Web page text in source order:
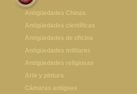
Antigüedades Chinas
Antigüedades Chinas
Antigüedades científicas
Antigüedades científicas
Antigüedades de oficina
Máquinas de escribir antiguas
Calculadoras antiguas
Teléfonos y Telégrafos antiguos
Antigüedades militares
Espadas antiguas
Medallas y condecoraciones
Cascos militares
Antigüedades religiosas
Antigüedades religiosas
Arte y pintura
Pintura antigua
Cámaras antiguas